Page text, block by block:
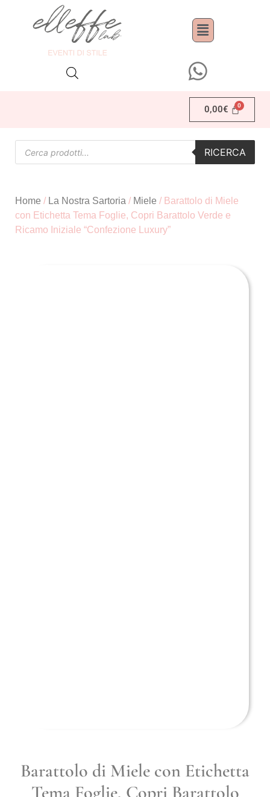
0,00€
RICERCA
Home / La Nostra Sartoria / Miele / Barattolo di Miele
con Etichetta Tema Foglie, Copri Barattolo Verde e
Ricamo Iniziale “Confezione Luxury”
Barattolo di Miele con Etichetta
Tema Foglie, Copri Barattolo